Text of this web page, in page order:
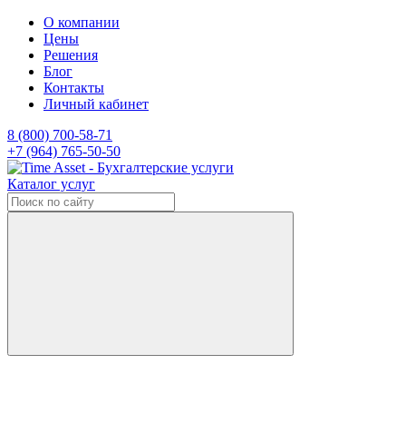
О компании
Цены
Решения
Блог
Контакты
Личный кабинет
8 (800) 700-58-71
+7 (964) 765-50-50
Каталог услуг